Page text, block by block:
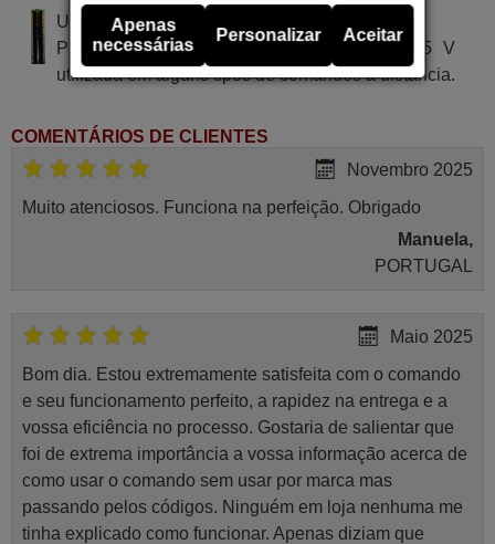
Utiliza 2 pilhas do tipo AAA
Pilha alcalina tipo AA LR03 de tensão 1.5 V
utilizada em alguns tipos de comandos à distância.
COMENTÁRIOS DE CLIENTES
Novembro 2025
Muito atenciosos. Funciona na perfeição. Obrigado
Manuela,
PORTUGAL
Maio 2025
Bom dia. Estou extremamente satisfeita com o comando
e seu funcionamento perfeito, a rapidez na entrega e a
vossa eficiência no processo. Gostaria de salientar que
foi de extrema importância a vossa informação acerca de
como usar o comando sem usar por marca mas
passando pelos códigos. Ninguém em loja nenhuma me
tinha explicado como funcionar. Apenas diziam que
Apenas
necessárias
Personalizar Aceitar